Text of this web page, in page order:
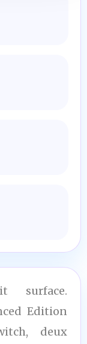
surface.
Edition
deux